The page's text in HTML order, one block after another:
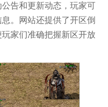
告和更新动态，玩家可
。网站还提供了开区倒
家们准确把握新区开放